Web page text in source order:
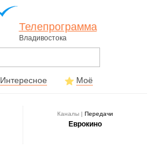
Телепрограмма
Владивостока
Интересное Моё
Каналы | Передачи
Еврокино